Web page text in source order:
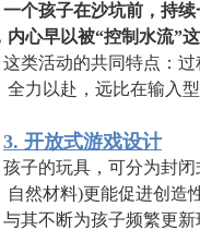
一个孩子在沙坑前，持
内心早以被“控制水流”
这类活动的共同特点：
全力以赴，远比在输入
3. 开放式游戏设计
孩子的玩具，可分为封
自然材料)更能促进创造
与其不断为孩子频繁更